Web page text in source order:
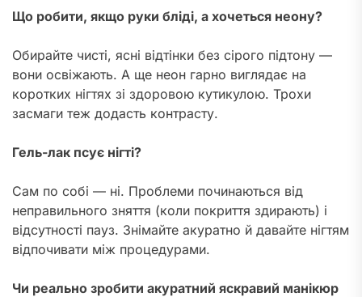
Що робити, якщо руки бліді, а хочеться неону?
Обирайте чисті, ясні відтінки без сірого підтону —
вони освіжають. А ще неон гарно виглядає на
коротких нігтях зі здоровою кутикулою. Трохи
засмаги теж додасть контрасту.
Гель-лак псує нігті?
Сам по собі — ні. Проблеми починаються від
неправильного зняття (коли покриття здирають) і
відсутності пауз. Знімайте акуратно й давайте нігтям
відпочивати між процедурами.
Чи реально зробити акуратний яскравий манікюр